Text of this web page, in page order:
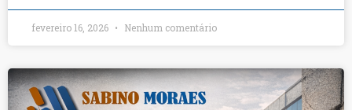
fevereiro 16, 2026 Nenhum comentário